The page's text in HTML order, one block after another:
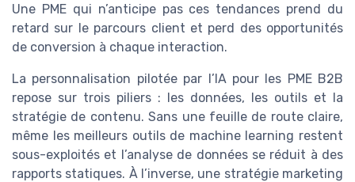
Une PME qui n’anticipe pas ces tendances prend du
retard sur le parcours client et perd des opportunités
de conversion à chaque interaction.
La personnalisation pilotée par l’IA pour les PME B2B
repose sur trois piliers : les données, les outils et la
stratégie de contenu. Sans une feuille de route claire,
même les meilleurs outils de machine learning restent
sous-exploités et l’analyse de données se réduit à des
rapports statiques. À l’inverse, une stratégie marketing